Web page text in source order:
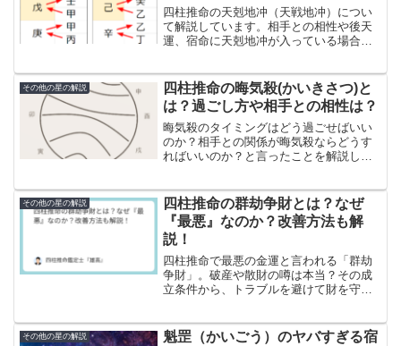
四柱推命の天剋地冲（天戦地冲）につい
て解説しています。相手との相性や後天
運、宿命に天剋地冲が入っている場合の
その他の星の解説
四柱推命の晦気殺(かいきさつ)と
は？過ごし方や相手との相性は？
晦気殺のタイミングはどう過ごせばいい
のか？相手との関係が晦気殺ならどうす
ればいいのか？と言ったことを解説して
その他の星の解説
四柱推命の群劫争財とは？なぜ
『最悪』なのか？改善方法も解
説！
四柱推命で最悪の金運と言われる「群劫
争財」。破産や散財の噂は本当？その成
立条件から、トラブルを避けて財を守る
その他の星の解説
魁罡（かいごう）のヤバすぎる宿